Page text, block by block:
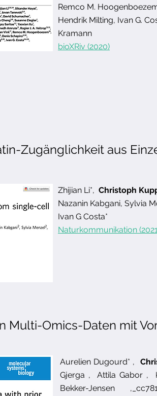
Remco M.
Hendrik Milting, Ivan G.
Kramann
bioXRiv (2020)
Zugänglichkeit aus
Zhijian Li*, Christoph
Nazanin Kabgani, Sylvia
Ivan G Costa*
Naturkommunikation
Multi-Omics-Daten mit
Aurelien Dugourd* ,
Gjerga ,Attila Gabor ,
Bekker-Jensen